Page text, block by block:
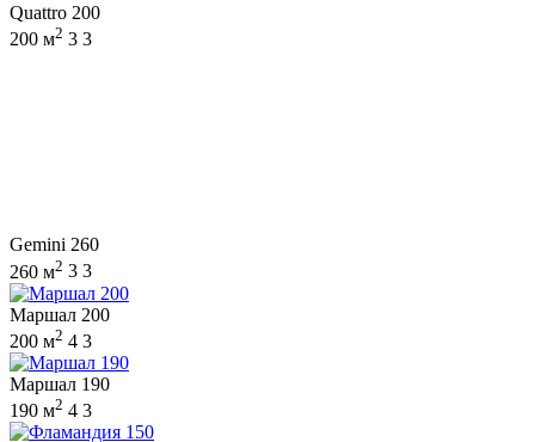
Quattro 200
200 м2 3 3
Gemini 260
260 м2 3 3
Маршал 200
200 м2 4 3
Маршал 190
190 м2 4 3